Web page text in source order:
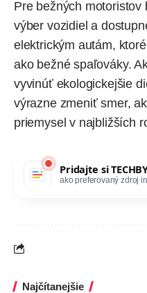
Pre bežných
výber vozidiel a
elektrickým autám,
ako bežné spaľováky.
vyvinúť ekologickejšie
výrazne zmeniť smer,
priemysel v najbližších
Pridajte si
ako preferovaný zdroj
Najčítanejšie